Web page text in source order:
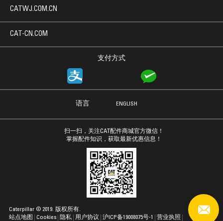
支付方式
CATWJ.COM.CN
CAT-CN.COM
语言 ENGLISH
扫一扫，关注CAT配件商城官方微信！
掌握配件知识，获取最新优惠信息！
站点地图 Cookies 隐私 用户协议
Caterpillar © 2019. 版权所有.
沪ICP备19008075号-1
营业执照